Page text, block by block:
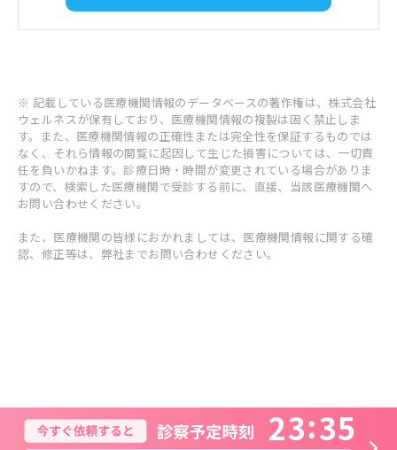
※ 記載している医療機関情報のデータベースの著作権は、株式会社
ウェルネスが保有しており、医療機関情報の複製は固く禁止しま
す。また、医療機関情報の正確性または完全性を保証するものでは
なく、それら情報の閲覧に起因して生じた損害については、一切責
任を負いかねます。診療日時・時間が変更されている場合がありま
すので、検索した医療機関で受診する前に、直接、当該医療機関へ
お問い合わせください。
また、医療機関の皆様におかれましては、医療機関情報に関する確
認、修正等は、弊社までお問い合わせください。
23 35